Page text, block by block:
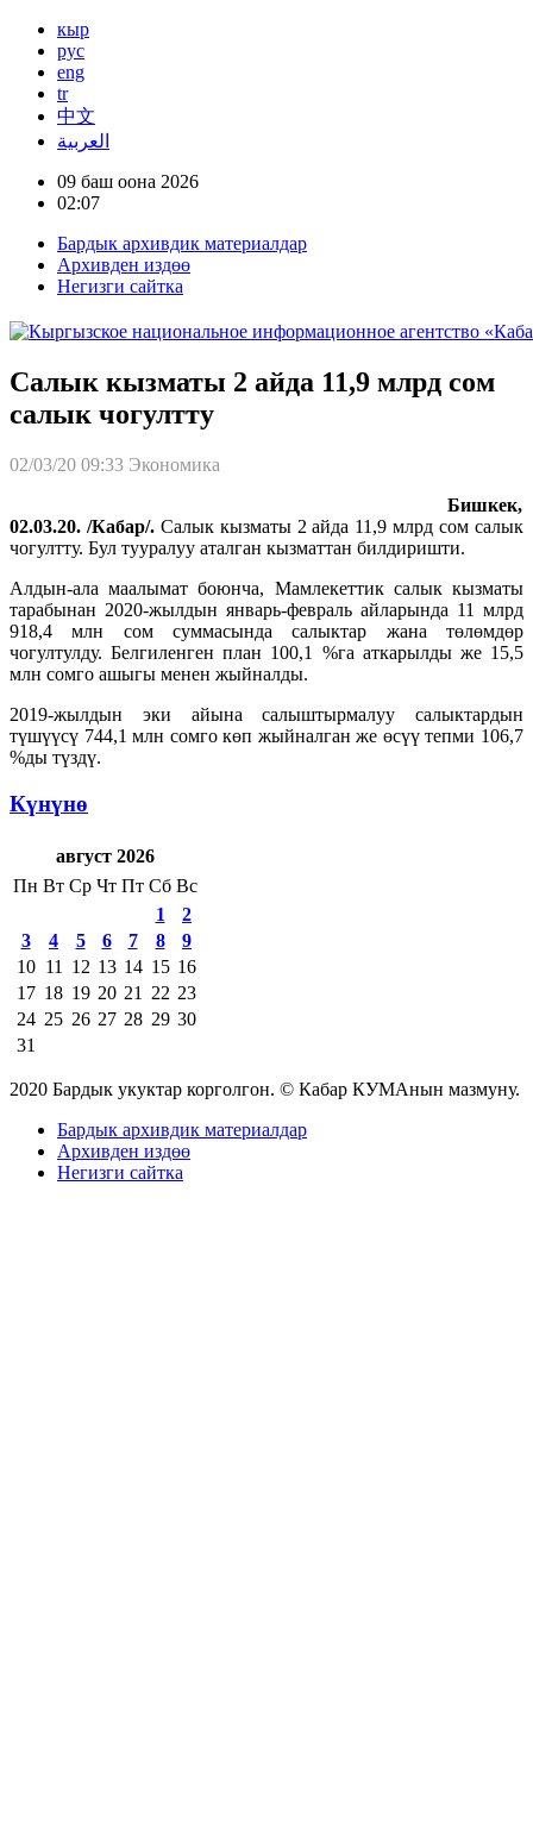
кыр
рус
eng
tr
中文
العربية
09 баш оона 2026
02:07
Бардык архивдик материалдар
Архивден издөө
Негизги сайтка
Салык кызматы 2 айда 11,9 млрд сом
салык чогултту
02/03/20 09:33 Экономика
Бишкек,
02.03.20. /Кабар/. Салык кызматы 2 айда 11,9 млрд сом салык
чогултту. Бул тууралуу аталган кызматтан билдиришти.
Алдын-ала маалымат боюнча, Мамлекеттик салык кызматы
тарабынан 2020-жылдын январь-февраль айларында 11 млрд
918,4 млн сом суммасында салыктар жана төлөмдөр
чогултулду. Белгиленген план 100,1 %га аткарылды же 15,5
млн сомго ашыгы менен жыйналды.
2019-жылдын эки айына салыштырмалуу салыктардын
түшүүсү 744,1 млн сомго көп жыйналган же өсүү тепми 106,7
%ды түздү.
Күнүнө
август 2026
Пн Вт Ср Чт Пт Сб Вс
1
2
3
4 5 6 7 8
9
10 11 12 13 14 15 16
17 18 19 20 21 22 23
24 25 26 27 28 29 30
31
2020 Бардык укуктар корголгон. © Кабар КУМАнын мазмуну.
Бардык архивдик материалдар
Архивден издөө
Негизги сайтка